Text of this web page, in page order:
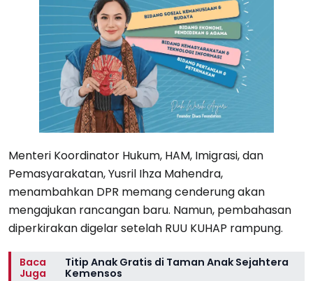
Menteri Koordinator Hukum, HAM, Imigrasi, dan
Pemasyarakatan, Yusril Ihza Mahendra,
menambahkan DPR memang cenderung akan
mengajukan rancangan baru. Namun, pembahasan
diperkirakan digelar setelah RUU KUHAP rampung.
Baca
Juga
Titip Anak Gratis di Taman Anak Sejahtera
Kemensos